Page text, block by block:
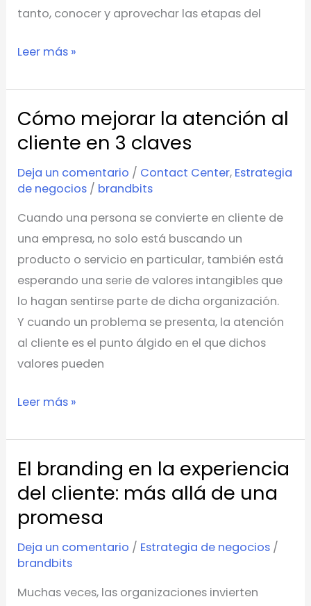
tanto, conocer y aprovechar las etapas del
Leer más »
Cómo mejorar la atención al
cliente en 3 claves
Deja un comentario / Contact Center, Estrategia
de negocios / brandbits
Cuando una persona se convierte en cliente de
una empresa, no solo está buscando un
producto o servicio en particular, también está
esperando una serie de valores intangibles que
lo hagan sentirse parte de dicha organización.
Y cuando un problema se presenta, la atención
al cliente es el punto álgido en el que dichos
valores pueden
Cómo
mejorar
atención
cliente
en
3
claves
Leer más »
El branding en la experiencia
del cliente: más allá de una
promesa
Deja un comentario / Estrategia de negocios /
brandbits
Muchas veces, las organizaciones invierten
El
branding
la
experiencia
del
cliente: